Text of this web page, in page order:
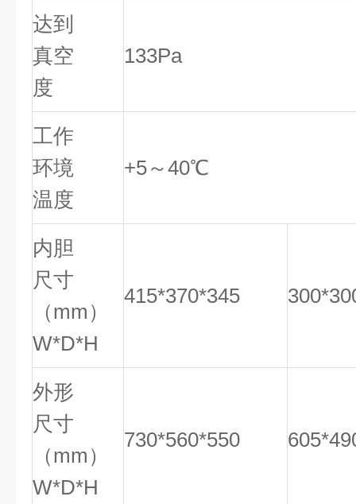
达到
真空
度
133Pa
工作
环境
温度
+5～40℃
内胆
尺寸
（mm）
W*D*H
415*370*345
外形
尺寸
（mm）
W*D*H
730*560*550